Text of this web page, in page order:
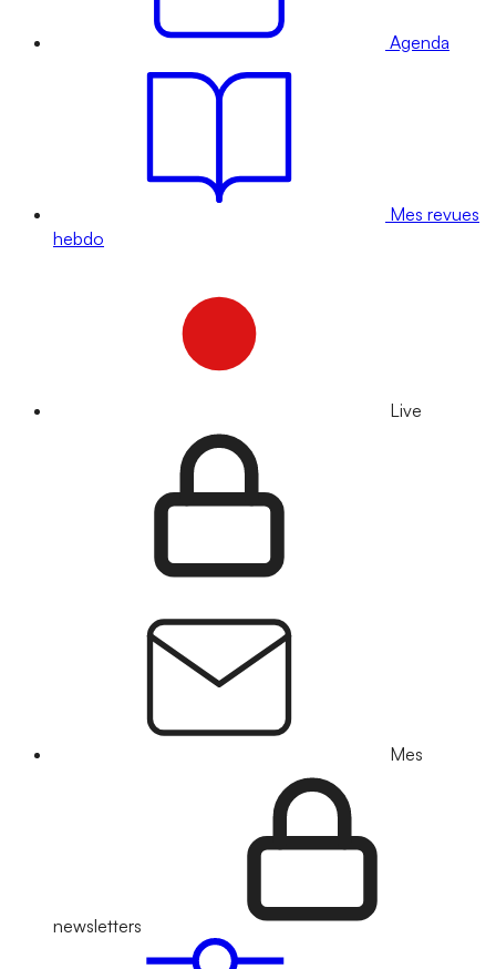
Agenda
Mes revues
hebdo
Live
Mes
newsletters